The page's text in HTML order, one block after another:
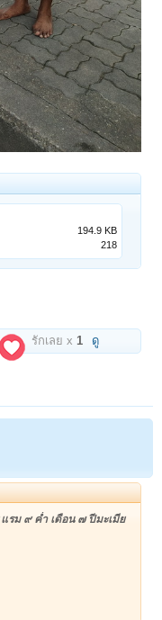
194.9 KB
218
รักเลย x 1 ดู
รม ๙ ค่ำ เดือน ๗ ปีมะเมีย